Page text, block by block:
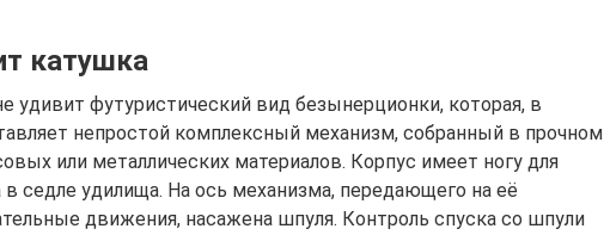
катушка
удивит футуристический вид безынерционки, которая, в
непростой комплексный механизм, собранный в прочном
или металлических материалов. Корпус имеет ногу для
в седле удилища. На ось механизма, передающего на её
движения, насажена шпуля. Контроль спуска со шпули